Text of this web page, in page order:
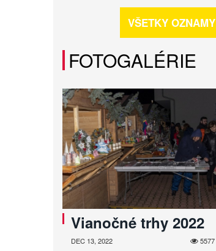
VŠETKY OZNAMY
FOTOGALÉRIE
Vianočné trhy 2022
5577
DEC 13, 2022